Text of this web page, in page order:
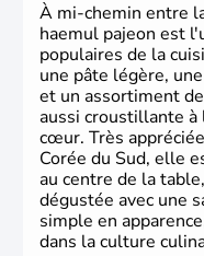
À mi-chemin entre
haemul pajeon est
populaires de la
une pâte légère,
et un assortiment
aussi croustillante
cœur. Très
Corée du Sud, elle
au centre de la
dégustée avec une
simple en
dans la culture